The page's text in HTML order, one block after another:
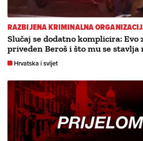
RAZBIJENA KRIMINALNA
Slučaj se dodatno komplicira: Evo
priveden Beroš i što mu se stavlja
Hrvatska i svijet